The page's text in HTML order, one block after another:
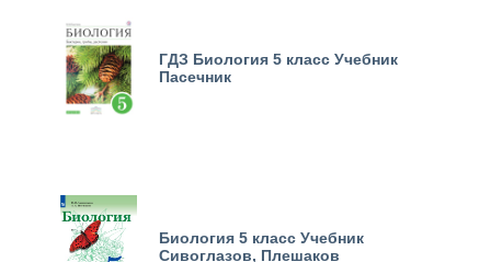
ГДЗ Биология 5 класс Учебник
Пасечник
Биология 5 класс Учебник
Сивоглазов, Плешаков